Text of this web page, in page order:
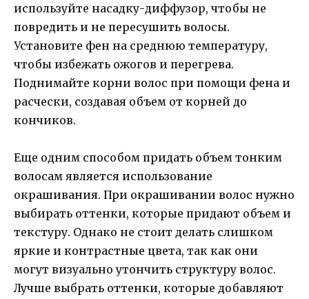
используйте насадку-диффузор, чтобы не
повредить и не пересушить волосы.
Установите фен на среднюю температуру,
чтобы избежать ожогов и перегрева.
Поднимайте корни волос при помощи фена и
расчески, создавая объем от корней до
кончиков.
Еще одним способом придать объем тонким
волосам является использование
окрашивания. При окрашивании волос нужно
выбирать оттенки, которые придают объем и
текстуру. Однако не стоит делать слишком
яркие и контрастные цвета, так как они
могут визуально утончить структуру волос.
Лучше выбрать оттенки, которые добавляют